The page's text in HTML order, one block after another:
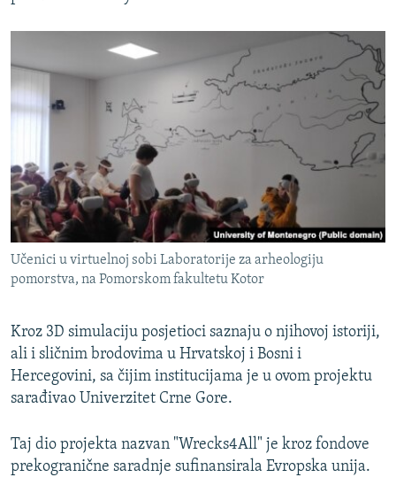
Učenici u virtuelnoj sobi Laboratorije za arheologiju
pomorstva, na Pomorskom fakultetu Kotor
Kroz 3D simulaciju posjetioci saznaju o njihovoj istoriji,
ali i sličnim brodovima u Hrvatskoj i Bosni i
Hercegovini, sa čijim institucijama je u ovom projektu
sarađivao Univerzitet Crne Gore.
Taj dio projekta nazvan "Wrecks4All" je kroz fondove
prekogranične saradnje sufinansirala Evropska unija.